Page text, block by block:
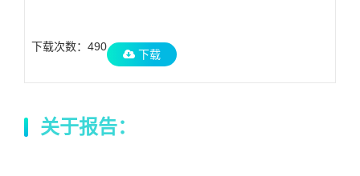
下载次数：490
下载
关于报告：